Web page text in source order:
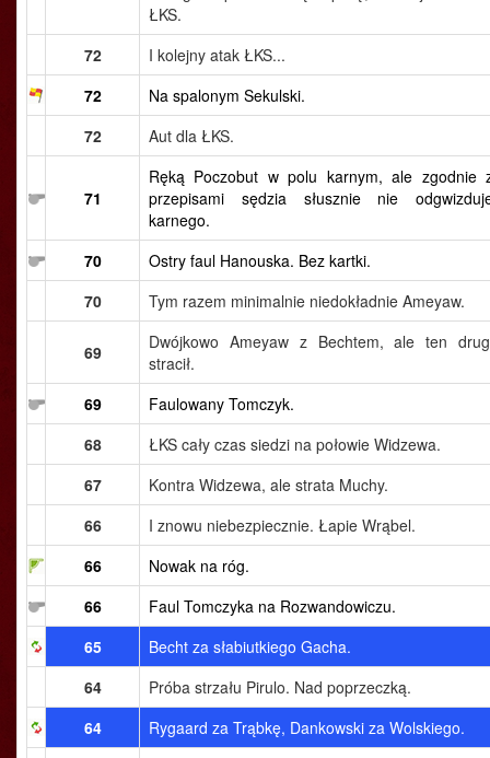
ŁKS.
72
I kolejny atak ŁKS...
72
Na spalonym Sekulski.
72
Aut dla ŁKS.
71
Ręką Poczobut w polu karnym, ale zgodnie
przepisami sędzia słusznie nie
karnego.
70
Ostry faul Hanouska. Bez kartki.
70
Tym razem minimalnie niedokładnie Ameyaw.
69
Dwójkowo Ameyaw z Bechtem, ale ten
stracił.
69
Faulowany Tomczyk.
68
ŁKS cały czas siedzi na połowie Widzewa.
67
Kontra Widzewa, ale strata Muchy.
66
I znowu niebezpiecznie. Łapie Wrąbel.
66
Nowak na róg.
66
Faul Tomczyka na Rozwandowiczu.
65
Becht za słabiutkiego Gacha.
64
Próba strzału Pirulo. Nad poprzeczką.
64
Rygaard za Trąbkę, Dankowski za Wolskiego.